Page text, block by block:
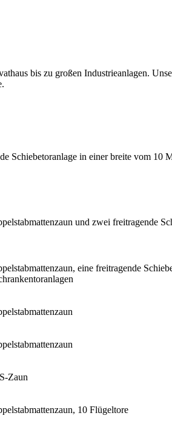
bis zu großen Industrieanlagen.
Schiebetoranlage in einer breite vom 10
und zwei freitragende
eine freitragende
Zaun
10 Flügeltore